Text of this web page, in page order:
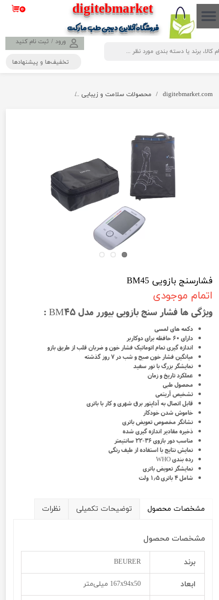
​​​​​​​​digitebmarket
فروشگاه آنلاین دیجی طب مارکت
ورود / ثبت نام کنید
حساب کاربری من
تغییر گذر واژه
۰
تخفیف‌ها و پیشنهادها
digitebmarket.com محصولات سلامت و زیبایی
فشارسنج بازویی BM45
اتمام موجودی
ویژگی ها فشار سنج بازویی بیورر مدل BM45 :
دکمه های لمسی
دارای ۶۰ حافظه برای دوکاربر
اندازه گیری تمام اتوماتیک فشار خون و ضربان قلب از طریق بازو
میانگین فشار خون صبح و شب در ۷ روز گذشته
نمایشگر بزرگ با نور سفید
عملکرد تاریخ و زمان
محصول طبی
تشخیص آریتمی
قابل اتصال به آداپتور برق شهری و کار با باتری
خاموش شدن خودکار
نشانگر مخصوص تعویض باتری
ذخیره مقادیر اندازه گیری شده
مناسب دور بازوی ۳۶-۲۲ سانتیمتر
نمایش نتایج با استفاده از طیف رنگی
رده بندی WHO
نمایشگر تعویض باتری
شامل ۴ باتری ۱٫۵ ولت
مشخصات محصول توضیحات تکمیلی نظرات
مشخصات محصول
برند BEURER
ابعاد 167x94x50 میلی‌متر